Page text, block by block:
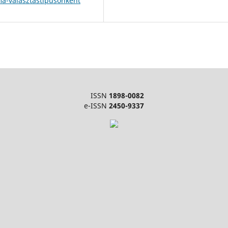
ISSN 1898-0082
e-ISSN 2450-9337